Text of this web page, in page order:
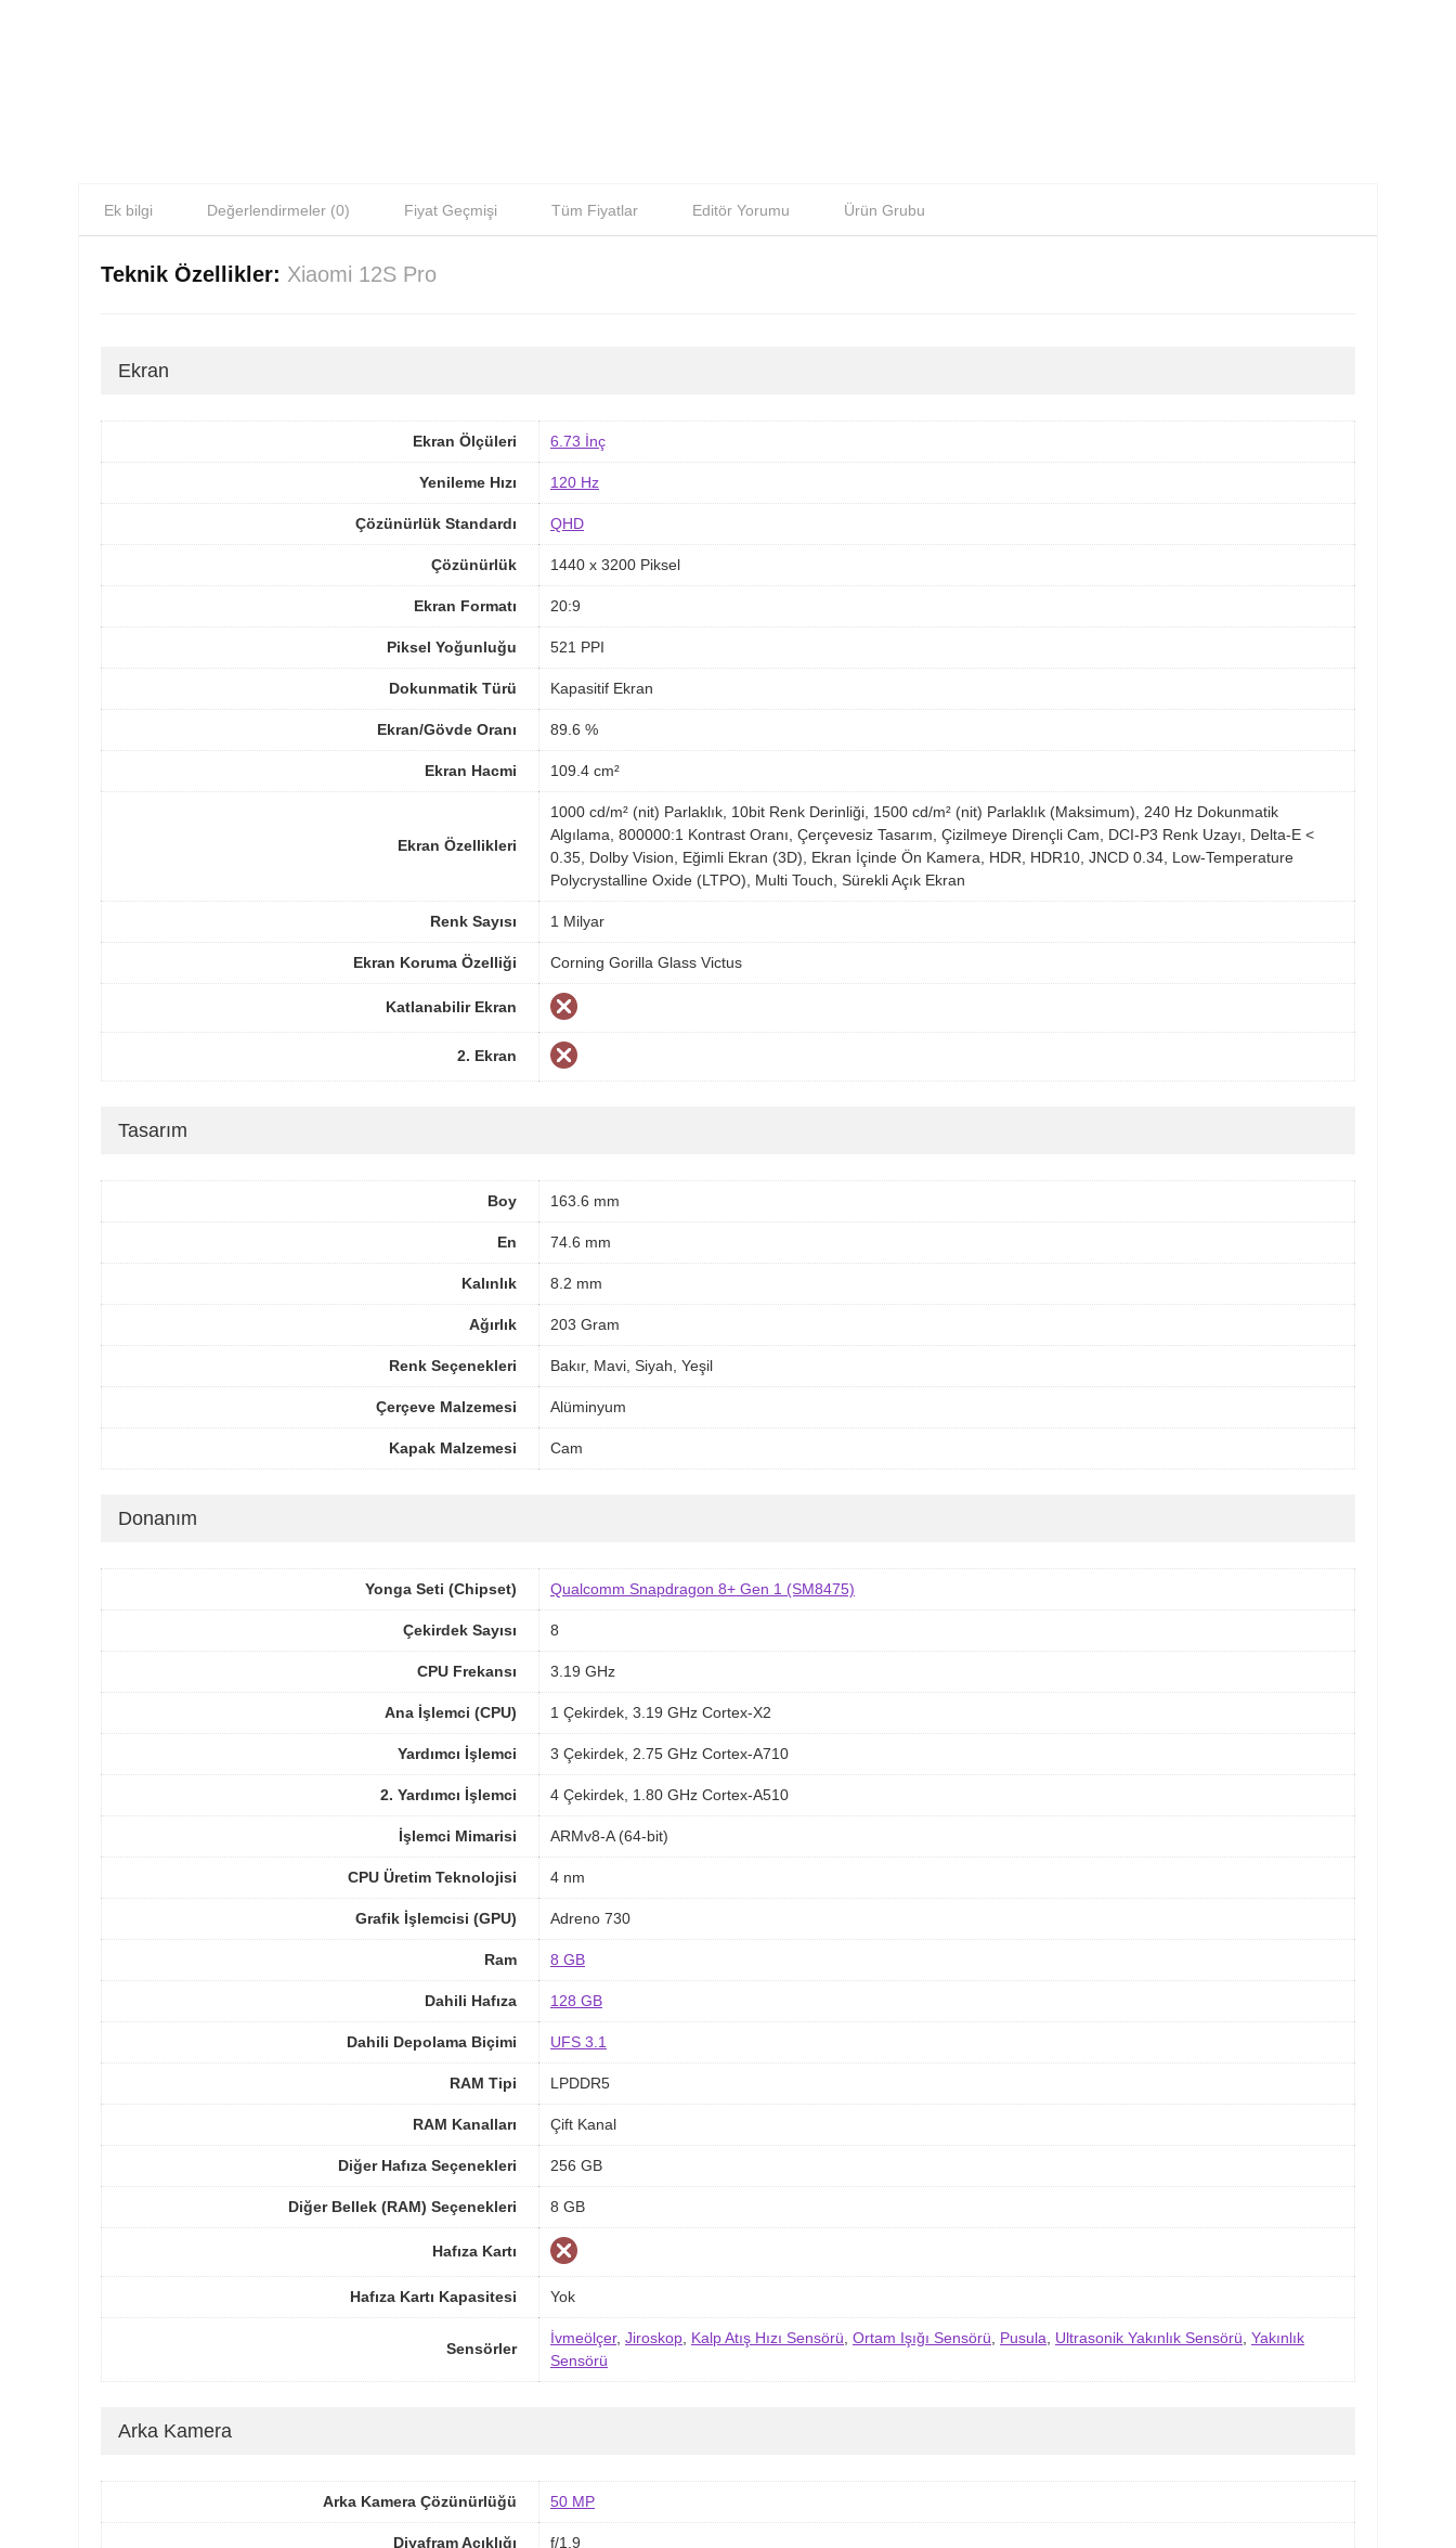
Ek bilgi Değerlendirmeler (0) Fiyat Geçmişi Tüm Fiyatlar Editör Yorumu Ürün Grubu
Teknik Özellikler: Xiaomi 12S Pro
Ekran
Ekran Ölçüleri 6.73 İnç
Yenileme Hızı 120 Hz
Çözünürlük Standardı QHD
Çözünürlük 1440 x 3200 Piksel
Ekran Formatı 20:9
Piksel Yoğunluğu 521 PPI
Dokunmatik Türü Kapasitif Ekran
Ekran/Gövde Oranı 89.6 %
Ekran Hacmi 109.4 cm²
Ekran Özellikleri
1000 cd/m² (nit) Parlaklık, 10bit Renk Derinliği, 1500 cd/m² (nit) Parlaklık (Maksimum), 240 Hz Dokunmatik
Algılama, 800000:1 Kontrast Oranı, Çerçevesiz Tasarım, Çizilmeye Dirençli Cam, DCI-P3 Renk Uzayı, Delta-E <
0.35, Dolby Vision, Eğimli Ekran (3D), Ekran İçinde Ön Kamera, HDR, HDR10, JNCD 0.34, Low-Temperature
Polycrystalline Oxide (LTPO), Multi Touch, Sürekli Açık Ekran
Renk Sayısı 1 Milyar
Ekran Koruma Özelliği Corning Gorilla Glass Victus
Katlanabilir Ekran
2. Ekran
Tasarım
Boy 163.6 mm
En 74.6 mm
Kalınlık 8.2 mm
Ağırlık 203 Gram
Renk Seçenekleri Bakır, Mavi, Siyah, Yeşil
Çerçeve Malzemesi Alüminyum
Kapak Malzemesi Cam
Donanım
Yonga Seti (Chipset) Qualcomm Snapdragon 8+ Gen 1 (SM8475)
Çekirdek Sayısı 8
CPU Frekansı 3.19 GHz
Ana İşlemci (CPU) 1 Çekirdek, 3.19 GHz Cortex-X2
Yardımcı İşlemci 3 Çekirdek, 2.75 GHz Cortex-A710
2. Yardımcı İşlemci 4 Çekirdek, 1.80 GHz Cortex-A510
İşlemci Mimarisi ARMv8-A (64-bit)
CPU Üretim Teknolojisi 4 nm
Grafik İşlemcisi (GPU) Adreno 730
Ram 8 GB
Dahili Hafıza 128 GB
Dahili Depolama Biçimi UFS 3.1
RAM Tipi LPDDR5
RAM Kanalları Çift Kanal
Diğer Hafıza Seçenekleri 256 GB
Diğer Bellek (RAM) Seçenekleri 8 GB
Hafıza Kartı
Hafıza Kartı Kapasitesi Yok
Sensörler
İvmeölçer, Jiroskop Kalp Atış Hızı Sensörü Ortam Işığı Sensörü Pusula Ultrasonik Yakınlık Sensörü Yakınlık
Sensörü
Arka Kamera
Arka Kamera Çözünürlüğü 50 MP
Diyafram Açıklığı f/1.9